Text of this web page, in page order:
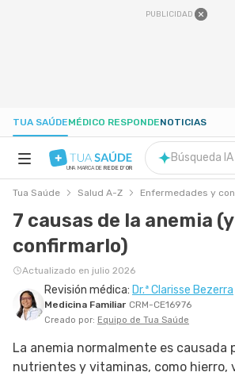
PUBLICIDAD
TUA SAÚDEMÉDICO RESPONDENOTICIAS
NUTRICIÓN
EMBARAZO
UNA MARCA DE REDE D'OR
Búsqueda
Tua Saúde Salud A-Z Enfermedades y
7 causas de la anemia
confirmarlo)
Actualizado en julio 2026
Revisión médica: Dr.ª Clarisse Bezerra
Medicina Familiar CRM-CE16976
Creado por: Equipo de Tua Saúde
La anemia normalmente es causada
nutrientes y vitaminas, como hierro,